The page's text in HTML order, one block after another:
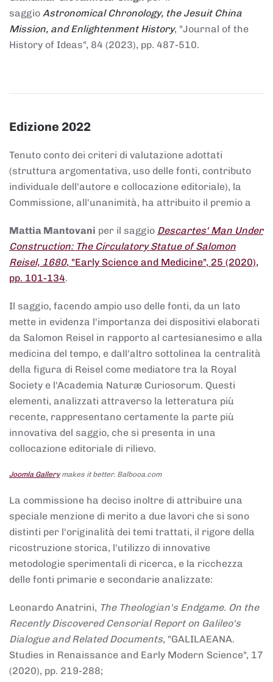
saggio Astronomical Chronology, the Jesuit China
Mission, and Enlightenment History, "Journal of the
History of Ideas", 84 (2023), pp. 487-510.
Edizione 2022
Tenuto conto dei criteri di valutazione adottati
(struttura argomentativa, uso delle fonti, contributo
individuale dell'autore e collocazione editoriale), la
Commissione, all'unanimità, ha attribuito il premio a
Mattia Mantovani per il saggio Descartes' Man Under
Construction: The Circulatory Statue of Salomon
Reisel, 1680, "Early Science and Medicine", 25 (2020),
pp. 101-134.
Il saggio, facendo ampio uso delle fonti, da un lato
mette in evidenza l'importanza dei dispositivi elaborati
da Salomon Reisel in rapporto al cartesianesimo e alla
medicina del tempo, e dall'altro sottolinea la centralità
della figura di Reisel come mediatore tra la Royal
Society e l'Academia Naturæ Curiosorum. Questi
elementi, analizzati attraverso la letteratura più
recente, rappresentano certamente la parte più
innovativa del saggio, che si presenta in una
collocazione editoriale di rilievo.
Joomla Gallerymakes it better. Balbooa.com
La commissione ha deciso inoltre di attribuire una
speciale menzione di merito a due lavori che si sono
distinti per l'originalità dei temi trattati, il rigore della
ricostruzione storica, l'utilizzo di innovative
metodologie sperimentali di ricerca, e la ricchezza
delle fonti primarie e secondarie analizzate:
Leonardo Anatrini, The Theologian's Endgame. On the
Recently Discovered Censorial Report on Galileo's
Dialogue and Related Documents, "GALILAEANA.
Studies in Renaissance and Early Modern Science", 17
(2020), pp. 219-288;